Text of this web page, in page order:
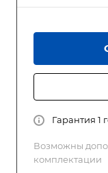
Гарантия 1
Возможны
комплектации